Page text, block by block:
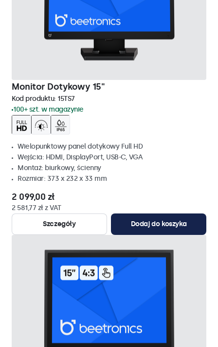
Monitor Dotykowy 15"
Kod produktu: 15TS7
100+ szt. w magazynie
Wielopunktowy panel dotykowy Full HD
Wejścia: HDMI, DisplayPort, USB-C, VGA
Montaż: biurkowy, ścienny
Rozmiar: 373 x 232 x 33 mm
2 099,00 zł
2 581,77 zł z VAT
Szczegóły
Dodaj do koszyka